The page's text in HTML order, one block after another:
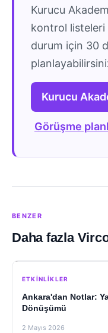
Kurucu
kontrol
durum için 30
Kurucu
Görüşme
BENZER
Daha fazla
ETKINLIKLER
Ankara'dan Notlar:
Dönüşümü
2 Mayıs 2026